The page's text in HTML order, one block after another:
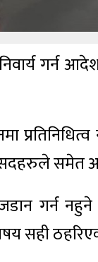
गर्न
समेत
गर्न
सही